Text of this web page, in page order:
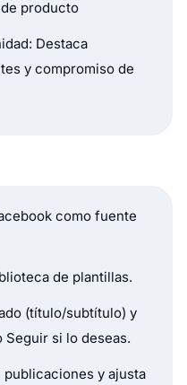
producto
Destaca
y compromiso de
como fuente
de plantillas.
(título/subtítulo) y
Seguir si lo deseas.
y ajusta